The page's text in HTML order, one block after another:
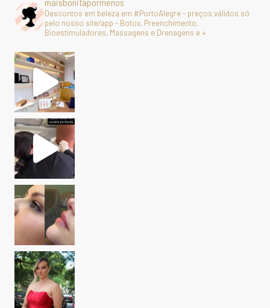
Descontos em beleza em #PortoAlegre - preços válidos só
pelo nosso site/app - Botox, Preenchimento,
Bioestimuladores, Massagens e Drenagens e +